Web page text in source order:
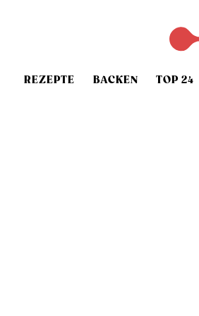
REZEPTE BACKEN TOP 24